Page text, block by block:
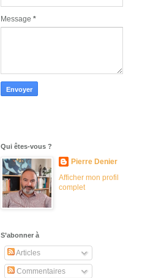
Message *
Qui êtes-vous ?
Pierre Denier
Afficher mon profil
complet
S’abonner à
Articles
Commentaires